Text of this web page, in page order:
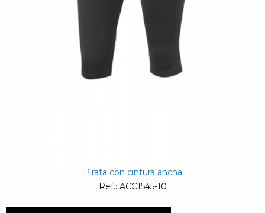
Pirata con cintura ancha
Ref.: ACC1545-10